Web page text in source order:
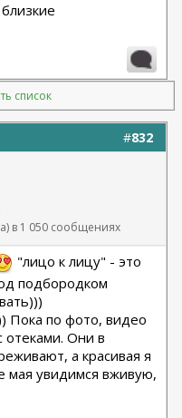
список
#832
в 1 050 сообщениях
"лицо к лицу" - это
подбородком
Пока по фото, видео
отеками. Они в
а красивая я
мая увидимся вживую,